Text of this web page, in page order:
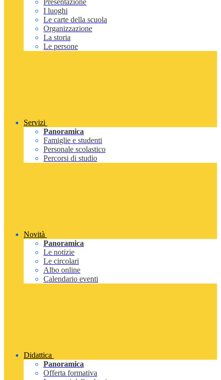
Presentazione
I luoghi
Le carte della scuola
Organizzazione
La storia
Le persone
Servizi
Panoramica
Famiglie e studenti
Personale scolastico
Percorsi di studio
Novità
Panoramica
Le notizie
Le circolari
Albo online
Calendario eventi
Didattica
Panoramica
Offerta formativa